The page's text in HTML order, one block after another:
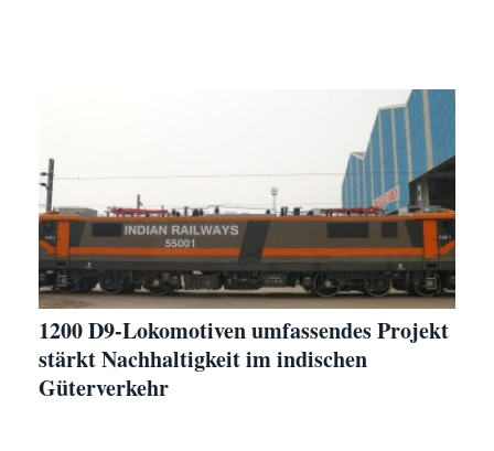
1200 D9-Lokomotiven umfassendes Projekt
stärkt Nachhaltigkeit im indischen
Güterverkehr